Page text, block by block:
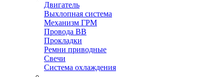
Двигатель
Выхлопная система
Механизм ГРМ
Провода ВВ
Прокладки
Ремни приводные
Свечи
Система охлаждения